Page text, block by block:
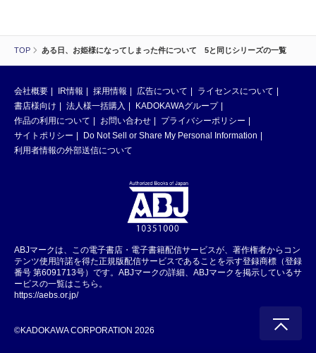
TOP ある日、お姫様になってしまった件について 5と同じシリーズの一覧
会社概要 IR情報 採用情報 広告について
ライセンスについて
書店様向け
法人様一括購入
KADOKAWAグループ
作品の利用について
お問い合わせ
プライバシーポリシー
サイトポリシー
Do Not Sell or Share My Personal Information
利用者情報の外部送信について
ABJマークは、この電子書店・電子書籍配信サービスが、著作権者からコン
テンツ使用許諾を得た正規版配信サービスであることを示す登録商標（登録
番号 第6091713号）です。ABJマークの詳細、ABJマークを掲示しているサ
ービスの一覧はこちら。
https://aebs.or.jp/
©KADOKAWA CORPORATION 2026